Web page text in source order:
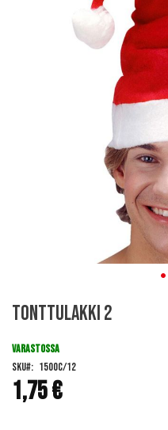
to
beginning
the
images
gallery
Tonttulakki 2
1,75 €
VARASTOSSA
SKU
1500C/12